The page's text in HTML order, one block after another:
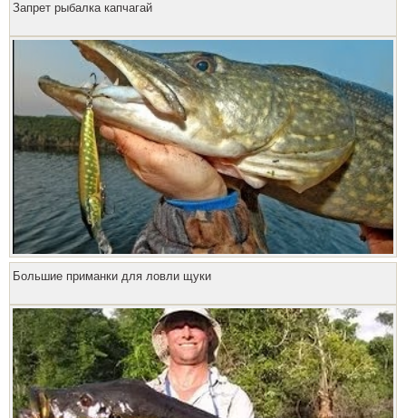
Запрет рыбалка капчагай
Большие приманки для ловли щуки